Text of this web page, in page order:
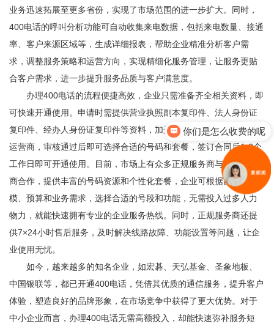
业务迅速拓展至更多省份，实现了市场范围的进一步扩大。同时，
400电话的呼叫分析功能可自动收集来电数据，包括来电数量、接通
率、客户来源区域等，生成详细报表，帮助企业精准分析客户需
求，调整服务策略和运营方向，实现精细化服务管理，让服务更贴
合客户需求，进一步提升服务品质与客户满意度。
办理400电话的流程便捷高效，企业只需准备齐全相关资料，即
可快速开通使用。申请时需提供营业执照副本复印件、法人身份证
复印件、经办人身份证复印件等资料，加盖公章后提交至服务商或
运营商，审核通过后即可选择合适的号码和套餐，签订合同后1-3个
工作日即可开通使用。目前，市场上有众多正规服务商与三大运营
商合作，提供丰富的号码资源和个性化套餐，企业可根据自身规
模、预算和业务需求，选择合适的号段和功能，无需投入过多人力
物力，就能快速拥有专业的企业服务热线。同时，正规服务商还提
供7×24小时售后服务，及时解决线路故障、功能设置等问题，让企
业使用无忧。
如今，越来越多的知名企业，如宏碁、天弘基金、圣象地板、
中国银联等，都已开通400电话，凭借其优质的通信服务，提升客户
体验，塑造良好的品牌形象，在市场竞争中获得了更大优势。对于
中小企业而言，办理400电话无需高额投入，却能快速弥补服务短
你们是怎么收费的呢